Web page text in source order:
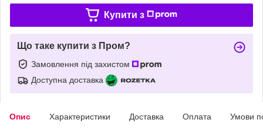
Купити з
Що таке купити з Пром?
Замовлення під захистом
Доступна доставка
Опис Характеристики Доставка Оплата Умови